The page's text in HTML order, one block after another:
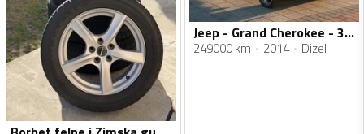
Jeep - Grand Cherokee - 3.0 CRD 4X4
249000 km 2014 Dizel